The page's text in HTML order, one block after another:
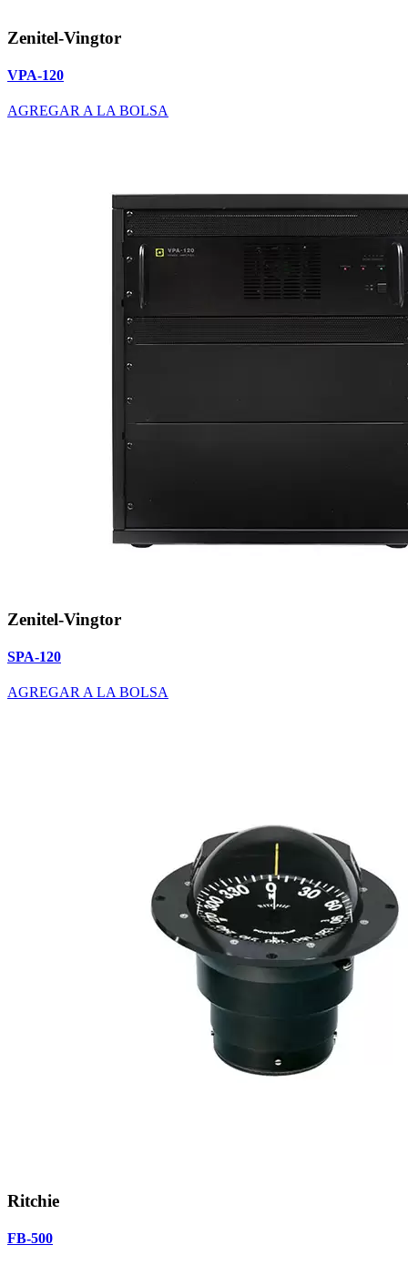
Zenitel-Vingtor
VPA-120
AGREGAR A LA BOLSA
Zenitel-Vingtor
SPA-120
AGREGAR A LA BOLSA
Ritchie
FB-500